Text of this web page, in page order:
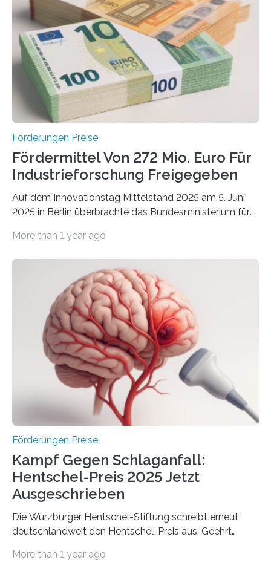
Förderungen Preise
Fördermittel Von 272 Mio. Euro Für
Industrieforschung Freigegeben
Auf dem Innovationstag Mittelstand 2025 am 5. Juni
2025 in Berlin überbrachte das Bundesministerium für
Überplanmäßige Verpflichtungsermächtigungen in
Woche vom Haushaltsausschuss freigegeben – unter
anderem zur Unterstützung der
Industrieforschungsprogramme Industrielle
Gemeinschaftsforschung (IGF), Zentrales
Innovationsprogramm Mittelstand (ZIM) und
Innovationskompetenz INNO-KOM. Auf dem
Innovationstag Mittelstand 2025 am 5. Juni 2025 in
Berlin überbrachte das Bundesministerium für
Wirtschaft und Energie eine gute Nachricht:
Überplanmäßige Verpflichtungsermächtigungen in
More than 1 year ago
Förderungen Preise
Kampf Gegen Schlaganfall:
Hentschel-Preis 2025 Jetzt
Ausgeschrieben
Die Würzburger Hentschel-Stiftung schreibt erneut
deutschlandweit den Hentschel-Preis aus. Geehrt
hochrangige wissenschaftliche Publikation zum Thema
More than 1 year ago